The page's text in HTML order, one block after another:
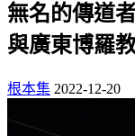
無名的傳道
與廣東博羅
根本集 2022-12-20